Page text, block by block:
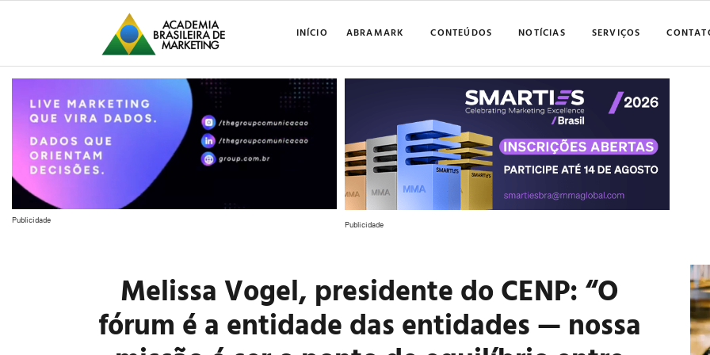
INÍCIO ABRAMARK CONTEÚDOS NOTÍCIAS SERVIÇOS
Publicidade Publicidade
Melissa Vogel, presidente do CENP: “O
fórum é a entidade das entidades — nossa